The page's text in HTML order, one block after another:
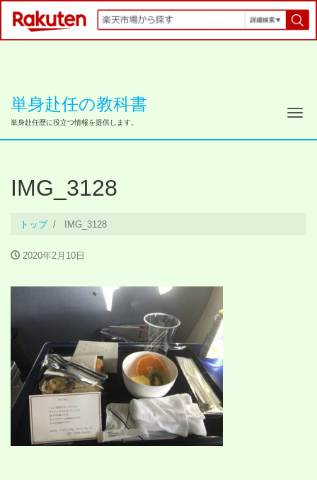
単身赴任の教科書
単身赴任歴に役立つ情報を提供します。 ナ
IMG_3128
トップ IMG_3128
2020年2月10日